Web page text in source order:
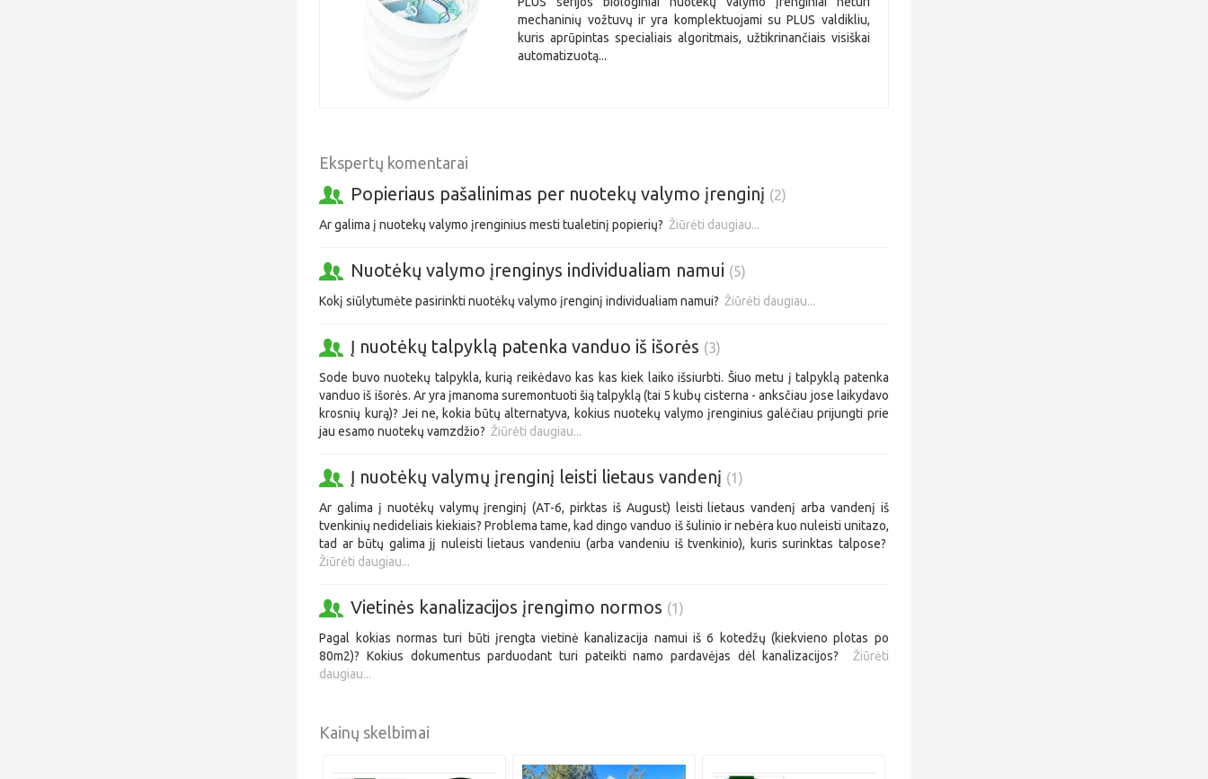
mechaninių vožtuvų ir yra komplektuojami su PLUS valdikliu,
kuris aprūpintas specialiais algoritmais, užtikrinančiais visiškai
automatizuotą...
Ekspertų komentarai
Popieriaus pašalinimas per nuotekų valymo įrenginį (2)
Ar galima į nuotekų valymo įrenginius mesti tualetinį popierių? Žiūrėti daugiau...
Nuotėkų valymo įrenginys individualiam namui (5)
Kokį siūlytumėte pasirinkti nuotėkų valymo įrenginį individualiam namui? Žiūrėti daugiau...
Į nuotėkų talpyklą patenka vanduo iš išorės (3)
Sode buvo nuotekų talpykla, kurią reikėdavo kas kas kiek laiko išsiurbti. Šiuo metu į talpyklą patenka
vanduo iš išorės. Ar yra įmanoma suremontuoti šią talpyklą (tai 5 kubų cisterna - anksčiau jose laikydavo
krosnių kurą)? Jei ne, kokia būtų alternatyva, kokius nuotekų valymo įrenginius galėčiau prijungti prie
jau esamo nuotekų vamzdžio? Žiūrėti daugiau...
Į nuotėkų valymų įrenginį leisti lietaus vandenį (1)
Ar galima į nuotėkų valymų įrenginį (AT-6, pirktas iš August) leisti lietaus vandenį arba vandenį iš
tvenkinių nedideliais kiekiais? Problema tame, kad dingo vanduo iš šulinio ir nebėra kuo nuleisti unitazo,
tad ar būtų galima jį nuleisti lietaus vandeniu (arba vandeniu iš tvenkinio), kuris surinktas talpose?
Žiūrėti daugiau...
Vietinės kanalizacijos įrengimo normos (1)
Pagal kokias normas turi būti įrengta vietinė kanalizacija namui iš 6 kotedžų (kiekvieno plotas po
80m2)? Kokius dokumentus parduodant turi pateikti namo pardavėjas dėl kanalizacijos? Žiūrėti
daugiau...
Kainų skelbimai